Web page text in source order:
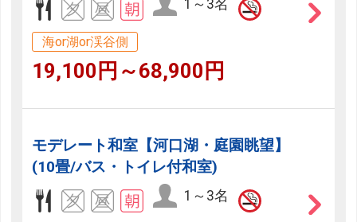
1～3名
海or湖or渓谷側
19,100円～68,900円
モデレート和室【河口湖・庭園眺望】
(10畳/バス・トイレ付和室)
1～3名